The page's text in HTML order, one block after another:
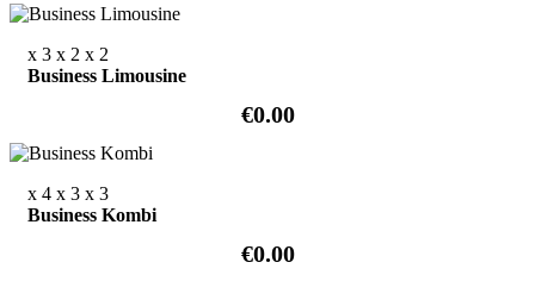
x 3 x 2 x 2
Business Limousine
€0.00
x 4 x 3 x 3
Business Kombi
€0.00